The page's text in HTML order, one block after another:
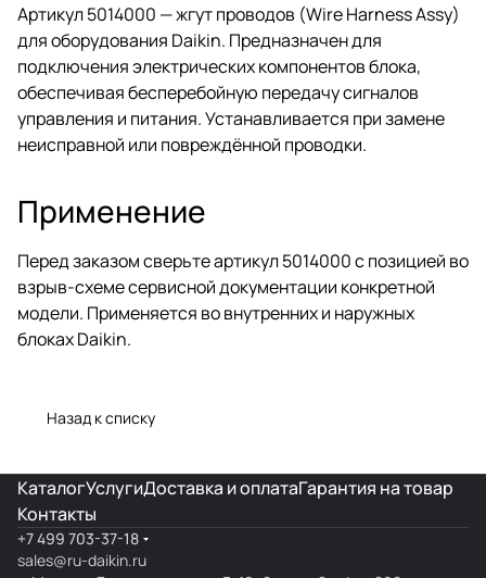
Артикул 5014000 — жгут проводов (Wire Harness Assy)
для оборудования Daikin. Предназначен для
подключения электрических компонентов блока,
обеспечивая бесперебойную передачу сигналов
управления и питания. Устанавливается при замене
неисправной или повреждённой проводки.
Применение
Перед заказом сверьте артикул 5014000 с позицией во
взрыв-схеме сервисной документации конкретной
модели. Применяется во внутренних и наружных
блоках Daikin.
Назад к списку
КаталогУслугиДоставка и оплатаГарантия на товар
Контакты
+7 499 703-37-18
sales@ru-daikin.ru